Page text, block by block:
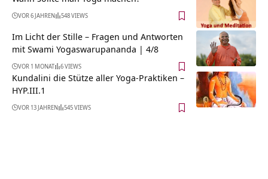
VOR 6 JAHREN 548 VIEWS
Im Licht der Stille – Fragen und Antworten
mit Swami Yogaswarupananda | 4/8
VOR 1 MONAT 6 VIEWS
Kundalini die Stütze aller Yoga-Praktiken –
HYP.III.1
VOR 13 JAHREN 545 VIEWS